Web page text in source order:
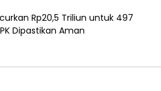
Rp20,5 Triliun untuk 497
Dipastikan Aman